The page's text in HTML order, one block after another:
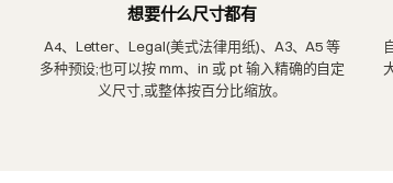
想要什么尺寸都有
A4、Letter、Legal(美式法律用纸)、A3、A5 等
多种预设;也可以按 mm、in 或 pt 输入精确的自定
义尺寸,或整体按百分比缩放。